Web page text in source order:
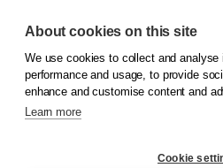
© 2026Koninklijke Boom uitgevers
About cookies on this site
We use cookies to collect and analyse
performance and usage, to provide
enhance and customise content and
Learn more
Cookie